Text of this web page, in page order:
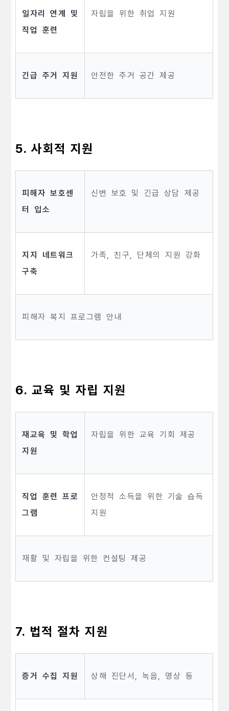
일자리 연계 및
직업 훈련
자립을 위한 취업 지원
긴급 주거 지원 안전한 주거 공간 제공
5. 사회적 지원
피해자 보호센
터 입소
신변 보호 및 긴급 상담 제공
지지 네트워크
구축
가족, 친구, 단체의 지원 강화
피해자 복지 프로그램 안내
6. 교육 및 자립 지원
재교육 및 학업
지원
자립을 위한 교육 기회 제공
직업 훈련 프로
그램
안정적 소득을 위한 기술 습득
지원
재활 및 자립을 위한 컨설팅 제공
7. 법적 절차 지원
증거 수집 지원 상해 진단서, 녹음, 영상 등